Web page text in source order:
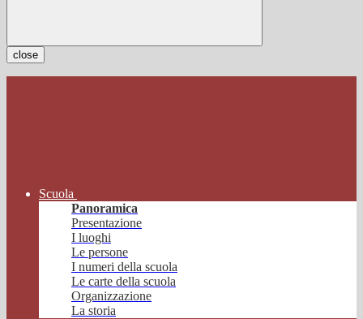
close
Scuola
Panoramica
Presentazione
I luoghi
Le persone
I numeri della scuola
Le carte della scuola
Organizzazione
La storia